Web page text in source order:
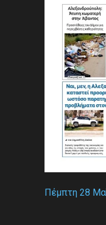
Πέμπτη 28